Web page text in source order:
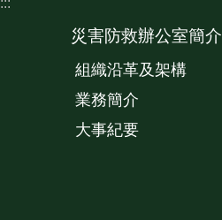
:::
災害防救辦公室簡介
組織沿革及架構
業務簡介
大事紀要